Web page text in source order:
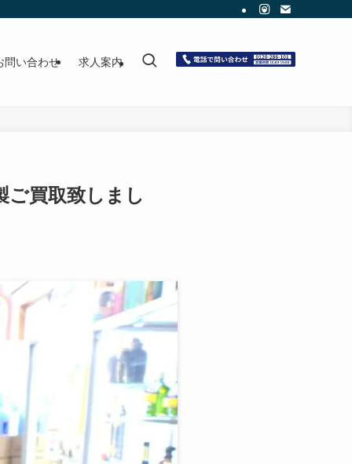
問い合わせ 求人案内
ご買取致しまし